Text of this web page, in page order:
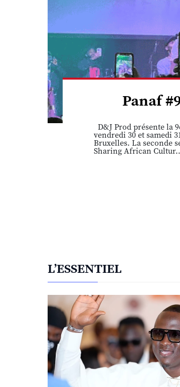
Panaf
D&J Prod présente la
vendredi 30 et samedi
Bruxelles. La seconde
Sharing African
L’ESSENTIEL